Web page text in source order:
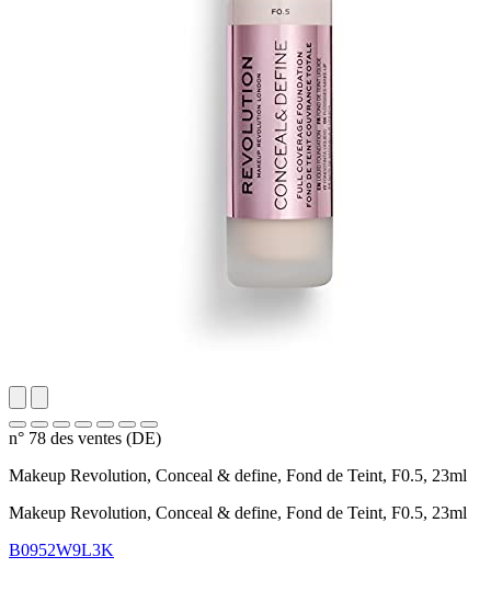
n° 78 des ventes (DE)
Makeup Revolution, Conceal & define, Fond de Teint, F0.5, 23ml
Makeup Revolution, Conceal & define, Fond de Teint, F0.5, 23ml
B0952W9L3K